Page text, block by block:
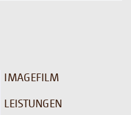
IMAGEFILM
LEISTUNGEN